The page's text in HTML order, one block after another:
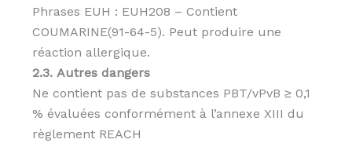
Phrases EUH : EUH208 – Contient
COUMARINE(91-64-5). Peut produire une
réaction allergique.
2.3. Autres dangers
Ne contient pas de substances PBT/vPvB ≥ 0,1
% évaluées conformément à l’annexe XIII du
règlement REACH